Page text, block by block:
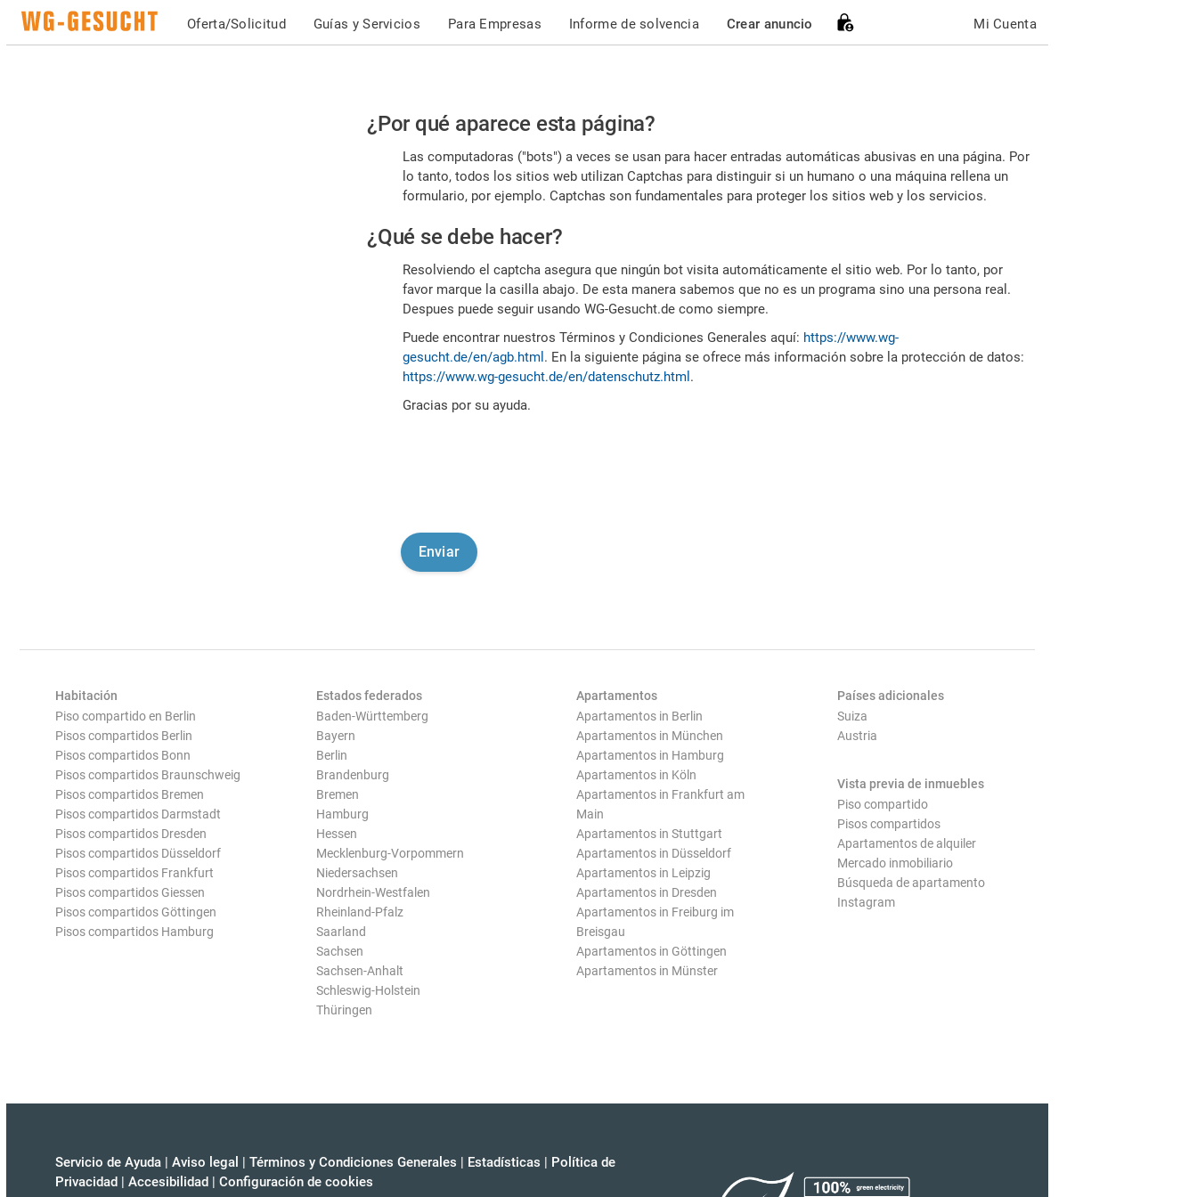
Oferta/Solicitud Guías y Servicios Para Empresas Informe de solvencia Crear anuncio Mi Cuenta
Por
favor,
confirme
es
humano
¿Por qué aparece esta página?
Las computadoras ("bots") a veces se usan para hacer entradas automáticas abusivas en una página. Por
lo tanto, todos los sitios web utilizan Captchas para distinguir si un humano o una máquina rellena un
formulario, por ejemplo. Captchas son fundamentales para proteger los sitios web y los servicios.
¿Qué se debe hacer?
Resolviendo el captcha asegura que ningún bot visita automáticamente el sitio web. Por lo tanto, por
favor marque la casilla abajo. De esta manera sabemos que no es un programa sino una persona real.
Despues puede seguir usando WG-Gesucht.de como siempre.
Puede encontrar nuestros Términos y Condiciones Generales aquí: https://www.wg-
gesucht.de/en/agb.html . En la siguiente página se ofrece más información sobre la protección de datos:
https://www.wg-gesucht.de/en/datenschutz.html .
Gracias por su ayuda.
Habitación
Piso compartido en Berlin
Pisos compartidos Berlin
Pisos compartidos Bonn
Pisos compartidos Braunschweig
Pisos compartidos Bremen
Pisos compartidos Darmstadt
Pisos compartidos Dresden
Pisos compartidos Düsseldorf
Pisos compartidos Frankfurt
Pisos compartidos Giessen
Pisos compartidos Göttingen
Pisos compartidos Hamburg
Estados federados
Baden-Württemberg
Bayern
Berlin
Brandenburg
Bremen
Hamburg
Hessen
Mecklenburg-Vorpommern
Niedersachsen
Nordrhein-Westfalen
Rheinland-Pfalz
Saarland
Sachsen
Sachsen-Anhalt
Schleswig-Holstein
Thüringen
Apartamentos
Apartamentos in Berlin
Apartamentos in München
Apartamentos in Hamburg
Apartamentos in Köln
Apartamentos in Frankfurt am
Main
Apartamentos in Stuttgart
Apartamentos in Düsseldorf
Apartamentos in Leipzig
Apartamentos in Dresden
Apartamentos in Freiburg im
Breisgau
Apartamentos in Göttingen
Apartamentos in Münster
Países adicionales
Suiza
Austria
Vista previa de inmuebles
Piso compartido
Pisos compartidos
Apartamentos de alquiler
Mercado inmobiliario
Búsqueda de apartamento
Instagram
Servicio de Ayuda | Aviso legal | Términos y Condiciones Generales | Estadísticas | Política de
Privacidad | Accesibilidad | Configuración de cookies